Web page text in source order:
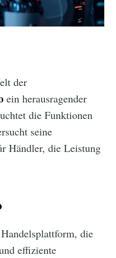
der
ein herausragender
die Funktionen
seine
Händler, die Leistung
die
effiziente